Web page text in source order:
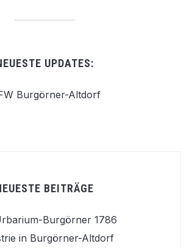
UPDATES:
Burgörner-Altdorf
BEITRÄGE
Burgörner 1786
in Burgörner-Altdorf